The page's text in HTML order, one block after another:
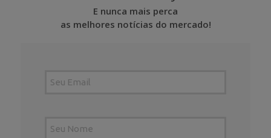
E nunca mais perca
as melhores notícias do mercado!